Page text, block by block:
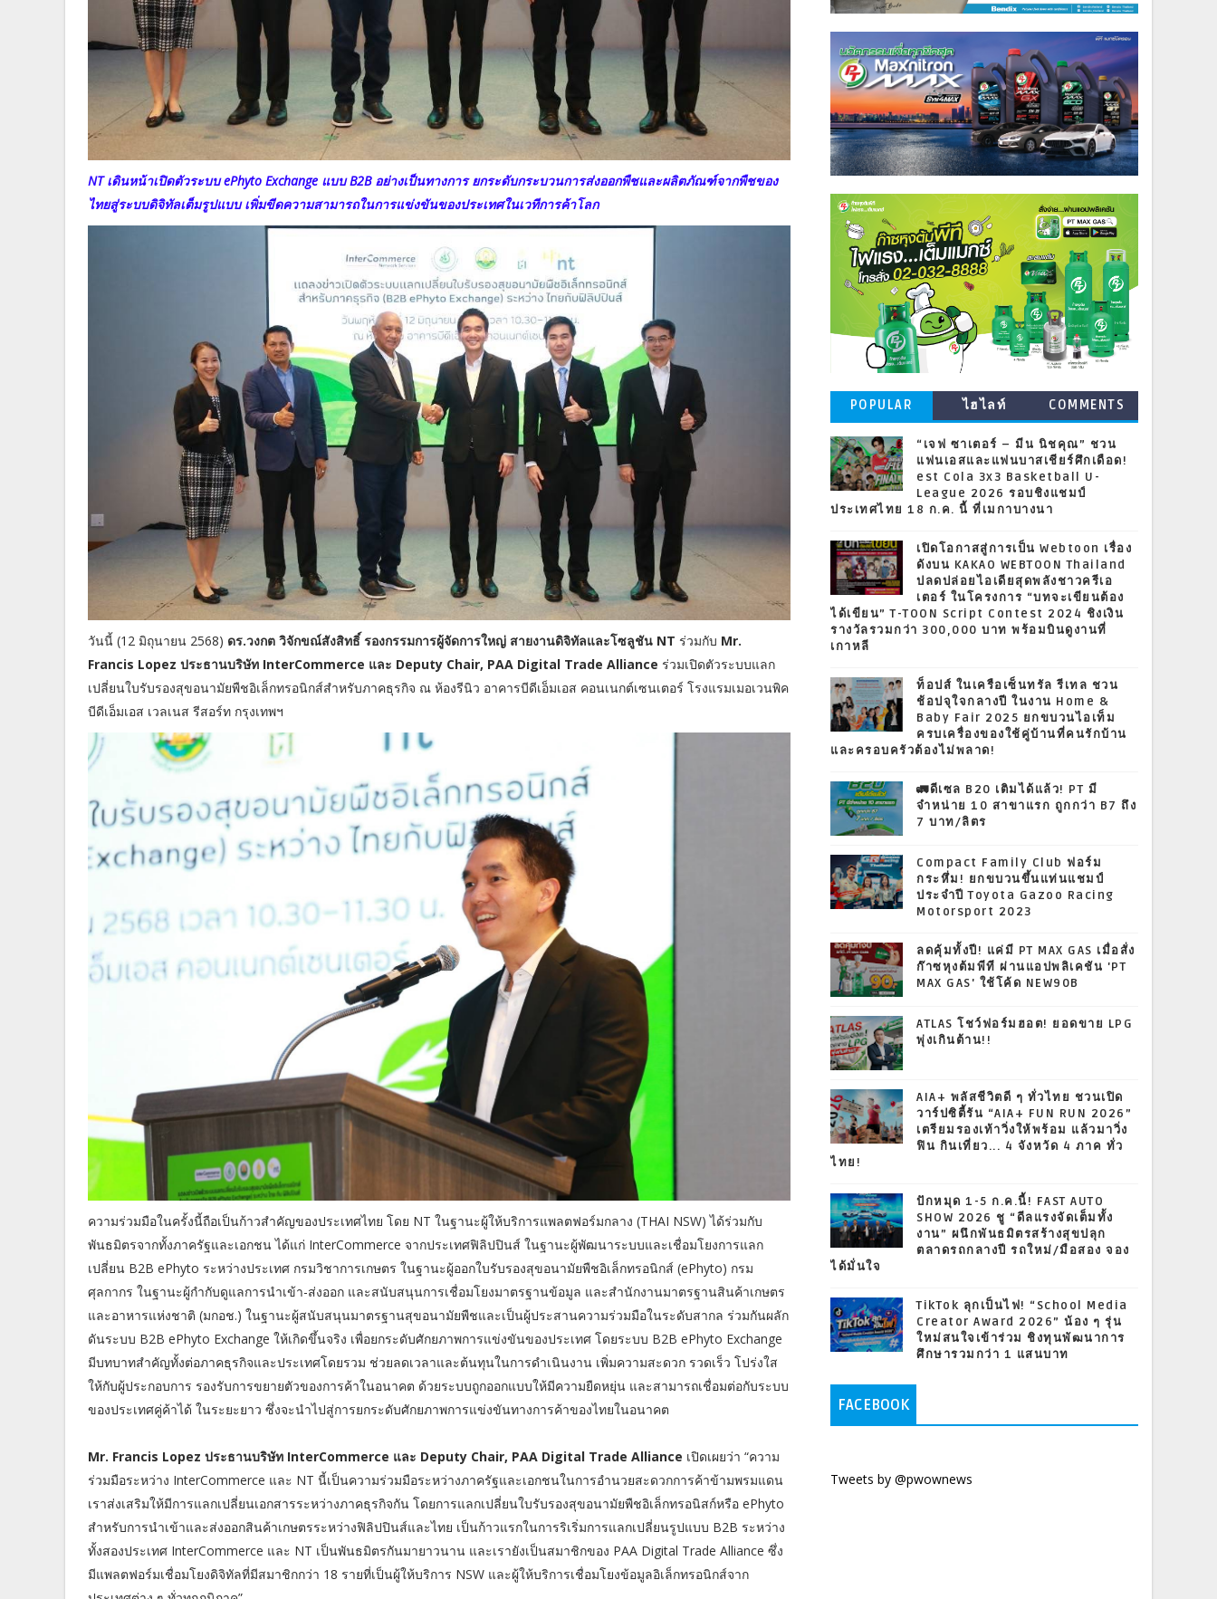
NT เดินหน้าเปิดตัวระบบ ePhyto Exchange แบบ B2B อย่างเป็นทางการ ยกระดับกระบวนการส่งออกพืชและผลิตภัณฑ์จากพืชของ
ไทยสู่ระบบดิจิทัลเต็มรูปแบบ เพิ่มขีดความสามารถในการแข่งขันของประเทศในเวทีการค้าโลก
วันนี้ (12 มิถุนายน 2568) ดร.วงกต วิจักขณ์สังสิทธิ์ รองกรรมการผู้จัดการใหญ่ สายงานดิจิทัลและโซลูชัน NT ร่วมกับ Mr.
Francis Lopez ประธานบริษัท InterCommerce และ Deputy Chair, PAA Digital Trade Alliance ร่วมเปิดตัวระบบแลก
เปลี่ยนใบรับรองสุขอนามัยพืชอิเล็กทรอนิกส์สำหรับภาคธุรกิจ ณ ห้องรีนิว อาคารบีดีเอ็มเอส คอนเนกต์เซนเตอร์ โรงแรมเมอเวนพิค
บีดีเอ็มเอส เวลเนส รีสอร์ท กรุงเทพฯ
ความร่วมมือในครั้งนี้ถือเป็นก้าวสำคัญของประเทศไทย โดย NT ในฐานะผู้ให้บริการแพลตฟอร์มกลาง (THAI NSW) ได้ร่วมกับ
พันธมิตรจากทั้งภาครัฐและเอกชน ได้แก่ InterCommerce จากประเทศฟิลิปปินส์ ในฐานะผู้พัฒนาระบบและเชื่อมโยงการแลก
เปลี่ยน B2B ePhyto ระหว่างประเทศ กรมวิชาการเกษตร ในฐานะผู้ออกใบรับรองสุขอนามัยพืชอิเล็กทรอนิกส์ (ePhyto) กรม
ศุลกากร ในฐานะผู้กำกับดูแลการนำเข้า-ส่งออก และสนับสนุนการเชื่อมโยงมาตรฐานข้อมูล และสำนักงานมาตรฐานสินค้าเกษตร
และอาหารแห่งชาติ (มกอช.) ในฐานะผู้สนับสนุนมาตรฐานสุขอนามัยพืชและเป็นผู้ประสานความร่วมมือในระดับสากล ร่วมกันผลัก
ดันระบบ B2B ePhyto Exchange ให้เกิดขึ้นจริง เพื่อยกระดับศักยภาพการแข่งขันของประเทศ โดยระบบ B2B ePhyto Exchange
มีบทบาทสำคัญทั้งต่อภาคธุรกิจและประเทศโดยรวม ช่วยลดเวลาและต้นทุนในการดำเนินงาน เพิ่มความสะดวก รวดเร็ว โปร่งใส
ให้กับผู้ประกอบการ รองรับการขยายตัวของการค้าในอนาคต ด้วยระบบถูกออกแบบให้มีความยืดหยุ่น และสามารถเชื่อมต่อกับระบบ
ของประเทศคู่ค้าได้ ในระยะยาว ซึ่งจะนำไปสู่การยกระดับศักยภาพการแข่งขันทางการค้าของไทยในอนาคต
Mr. Francis Lopez ประธานบริษัท InterCommerce และ Deputy Chair, PAA Digital Trade Alliance เปิดเผยว่า “ความ
ร่วมมือระหว่าง InterCommerce และ NT นี้เป็นความร่วมมือระหว่างภาครัฐและเอกชนในการอำนวยสะดวกการค้าข้ามพรมแดน
เราส่งเสริมให้มีการแลกเปลี่ยนเอกสารระหว่างภาคธุรกิจกัน โดยการแลกเปลี่ยนใบรับรองสุขอนามัยพืชอิเล็กทรอนิสก์หรือ ePhyto
สำหรับการนำเข้าและส่งออกสินค้าเกษตรระหว่างฟิลิปปินส์และไทย เป็นก้าวแรกในการริเริ่มการแลกเปลี่ยนรูปแบบ B2B ระหว่าง
ทั้งสองประเทศ InterCommerce และ NT เป็นพันธมิตรกันมายาวนาน และเรายังเป็นสมาชิกของ PAA Digital Trade Alliance ซึ่ง
มีแพลตฟอร์มเชื่อมโยงดิจิทัลที่มีสมาชิกกว่า 18 รายที่เป็นผู้ให้บริการ NSW และผู้ให้บริการเชื่อมโยงข้อมูลอิเล็กทรอนิกส์จาก
POPULAR ไฮไลท์ COMMENTS
“เจฟ ซาเตอร์ – มีน นิชคุณ” ชวน
แฟนเอสและแฟนบาสเชียร์ศึกเดือด!
est Cola 3x3 Basketball U-
League 2026 รอบชิงแชมป์
ประเทศไทย 18 ก.ค. นี้ ที่เมกาบางนา
เปิดโอกาสสู่การเป็น Webtoon เรื่อง
ดังบน KAKAO WEBTOON Thailand
ปลดปล่อยไอเดียสุดพลังชาวครีเอ
เตอร์ ในโครงการ “บทจะเขียนต้อง
ได้เขียน” T-TOON Script Contest 2024 ชิงเงิน
รางวัลรวมกว่า 300,000 บาท พร้อมบินดูงานที่
เกาหลี
ท็อปส์ ในเครือเซ็นทรัล รีเทล ชวน
ช้อปจุใจกลางปี ในงาน Home &
Baby Fair 2025 ยกขบวนไอเท็ม
ครบเครื่องของใช้คู่บ้านที่คนรักบ้าน
และครอบครัวต้องไม่พลาด!
🚛ดีเซล B20 เติมได้แล้ว! PT มี
จำหน่าย 10 สาขาแรก ถูกกว่า B7 ถึง
7 บาท/ลิตร
Compact Family Club ฟอร์ม
กระหึ่ม! ยกขบวนขึ้นแท่นแชมป์
ประจำปี Toyota Gazoo Racing
Motorsport 2023
ลดคุ้มทั้งปี! แค่มี PT MAX GAS เมื่อสั่ง
ก๊าซหุงต้มพีที ผ่านแอปพลิเคชัน 'PT
MAX GAS' ใช้โค้ด NEW90B
ATLAS โชว์ฟอร์มฮอต! ยอดขาย LPG
พุ่งเกินต้าน!!
AIA+ พลัสชีวิตดี ๆ ทั่วไทย ชวนเปิด
วาร์ปซิตี้รัน “AIA+ FUN RUN 2026”
เตรียมรองเท้าวิ่งให้พร้อม แล้วมาวิ่ง
ฟิน กินเที่ยว... 4 จังหวัด 4 ภาค ทั่ว
ไทย!
ปักหมุด 1-5 ก.ค.นี้! FAST AUTO
SHOW 2026 ชู “ดีลแรงจัดเต็มทั้ง
งาน” ผนึกพันธมิตรสร้างสุขปลุก
ตลาดรถกลางปี รถใหม่/มือสอง จอง
ได้มั่นใจ
TikTok ลุกเป็นไฟ! “School Media
Creator Award 2026” น้อง ๆ รุ่น
ใหม่สนใจเข้าร่วม ชิงทุนพัฒนาการ
ศึกษารวมกว่า 1 แสนบาท
FACEBOOK
Tweets by @pwownews